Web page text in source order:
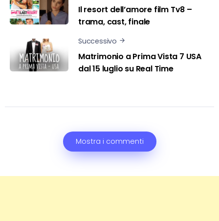
Il resort dell’amore film Tv8 –
trama, cast, finale
Successivo
Matrimonio a Prima Vista 7 USA
dal 15 luglio su Real Time
Mostra i commenti